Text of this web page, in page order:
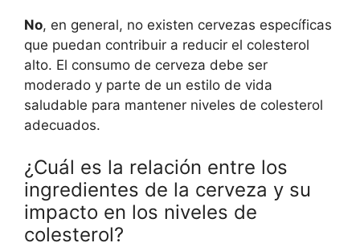
No, en general, no existen cervezas específicas
que puedan contribuir a reducir el colesterol
alto. El consumo de cerveza debe ser
moderado y parte de un estilo de vida
saludable para mantener niveles de colesterol
adecuados.
¿Cuál es la relación entre los
ingredientes de la cerveza y su
impacto en los niveles de
colesterol?